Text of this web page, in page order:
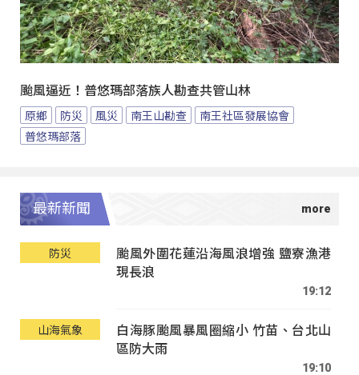
颱風逼近！普悠瑪部落族人勘查共管山林
原鄉 防災 風災 南王山勘查
南王社區發展協會
普悠瑪部落
最新新聞
防災
颱風外圍花蓮沿海風浪增強 鹽寮漁港
現長浪
19:12
山海氣象
白海豚颱風暴風圈縮小 竹苗、台北山
區防大雨
19:10